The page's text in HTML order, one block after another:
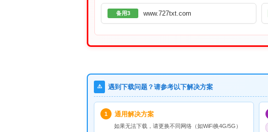
备用3 www.727txt.com
⚠️ 遇到下载问题？请参考以下解决方案
1 通用解决方案
如果无法下载，请更换不同网络（如WiFi换4G/5G）